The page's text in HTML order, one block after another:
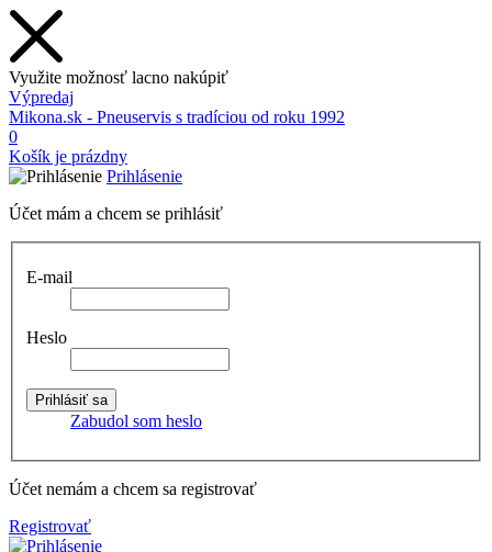
Využite možnosť lacno nakúpiť
Výpredaj
Mikona.sk - Pneuservis s tradíciou od roku 1992
0
Košík je prázdny
Prihlásenie
Účet mám a chcem se prihlásiť
E-mail
Heslo
Zabudol som heslo
Účet nemám a chcem sa registrovať
Registrovať